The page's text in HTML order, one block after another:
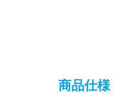
商品仕様